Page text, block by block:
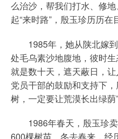
么治沙，帮我们打水、修
起“来时路”，殷玉珍历历在
1985年，她从陕北嫁到
处毛乌素沙地腹地，彼时
就是数十天，遮天蔽日，
党员干部的鼓励和支持下
树，一定要让荒漠长出绿荫”
1986年春天，殷玉珍卖
600棵树苗。冬去春来，经